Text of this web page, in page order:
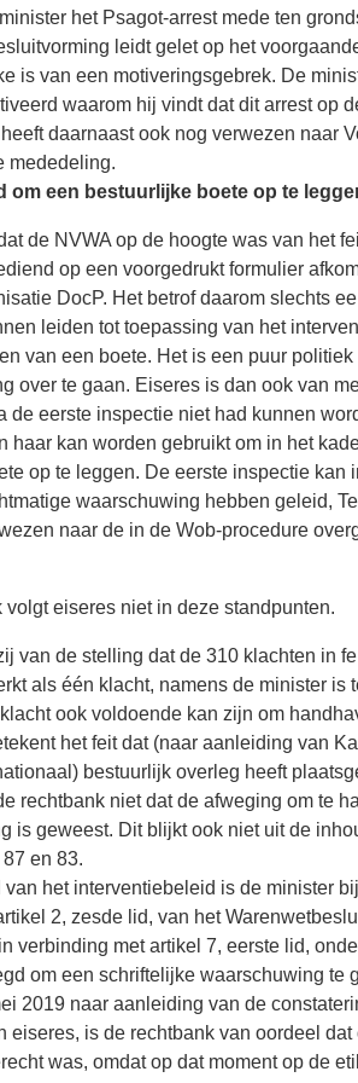
het Psagot-arrest mede ten
leidt gelet op het
is van een motiveringsgebrek. De
waarom hij vindt dat dit arrest op
daarnaast ook nog verwezen naar
mededeling.
om een bestuurlijke boete op te
de NVWA op de hoogte was van het
op een voorgedrukt formulier
DocP. Het betrof daarom slechts
leiden tot toepassing van het
van een boete. Het is een puur
over te gaan. Eiseres is dan ook van
de eerste inspectie niet had kunnen
haar kan worden gebruikt om in het
op te leggen. De eerste inspectie kan
waarschuwing hebben geleid,
naar de in de Wob-procedure
volgt eiseres niet in deze standpunten.
van de stelling dat de 310 klachten in
als één klacht, namens de minister is
ook voldoende kan zijn om
het feit dat (naar aanleiding van
bestuurlijk overleg heeft
rechtbank niet dat de afweging om te
is geweest. Dit blijkt ook niet uit de
en 83.
van het interventiebeleid is de minister
2, zesde lid, van het
verbinding met artikel 7, eerste lid,
om een schriftelijke waarschuwing te
2019 naar aanleiding van de
eiseres, is de rechtbank van oordeel
was, omdat op dat moment op de